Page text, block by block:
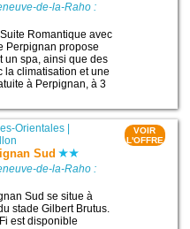
de-la-Raho :
Romantique avec
Perpignan propose
un spa, ainsi que des
la climatisation et une
à Perpignan, à 3
Orientales
Sud
de-la-Raho :
Sud se situe à
stade Gilbert Brutus.
est disponible
VOIR
L'OFFRE